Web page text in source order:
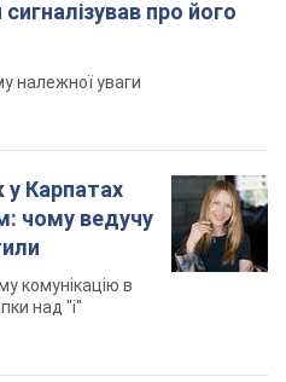
про його
належної уваги
у Карпатах
чому ведучу
комунікацію в
над "і"